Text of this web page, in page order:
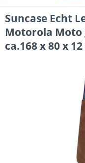
Suncase Echt
Motorola Moto
ca.168 x 80 x